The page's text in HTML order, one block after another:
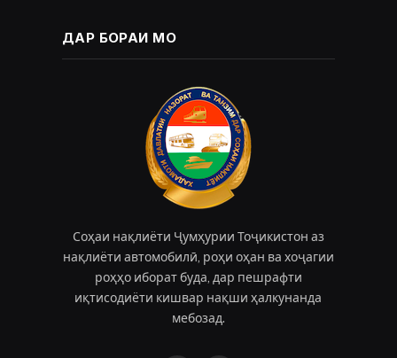
ДАР БОРАИ МО
Соҳаи нақлиёти Ҷумҳурии Тоҷикистон аз
нақлиёти автомобилӣ, роҳи оҳан ва хоҷагии
роҳҳо иборат буда, дар пешрафти
иқтисодиёти кишвар нақши ҳалкунанда
мебозад.